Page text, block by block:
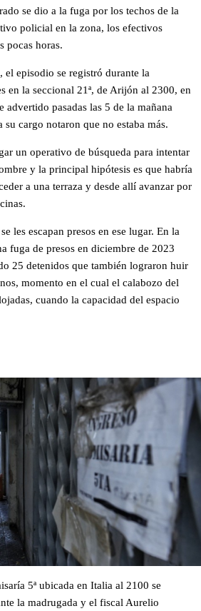
se dio a la fuga por los techos de la
policial en la zona, los efectivos
pocas horas.
el episodio se registró durante la
en la seccional 21ª, de Arijón al 2300, en
advertido pasadas las 5 de la mañana
cargo notaron que no estaba más.
un operativo de búsqueda para intentar
y la principal hipótesis es que habría
a una terraza y desde allí avanzar por
les escapan presos en ese lugar. En la
fuga de presos en diciembre de 2023
25 detenidos que también lograron huir
momento en el cual el calabozo del
cuando la capacidad del espacio
5ª ubicada en Italia al 2100 se
la madrugada y el fiscal Aurelio